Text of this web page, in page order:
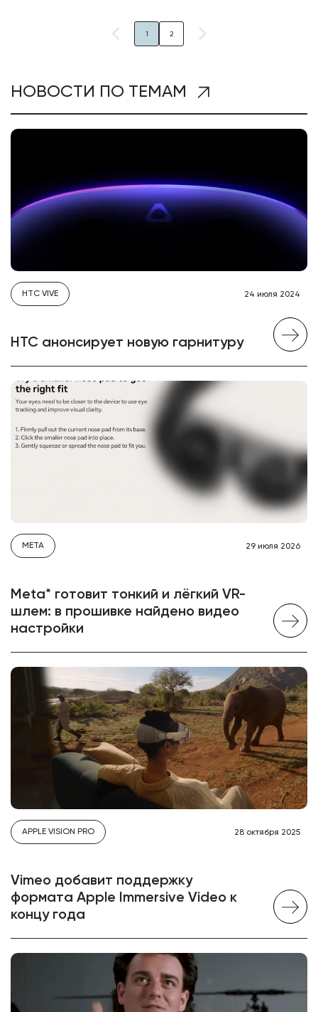
1 2
НОВОСТИ ПО ТЕМАМ
HTC VIVE 24 июля 2024
HTC анонсирует новую гарнитуру
META 29 июля 2026
Meta* готовит тонкий и лёгкий VR-
шлем: в прошивке найдено видео
настройки
APPLE VISION PRO 28 октября 2025
Vimeo добавит поддержку
формата Apple Immersive Video к
концу года